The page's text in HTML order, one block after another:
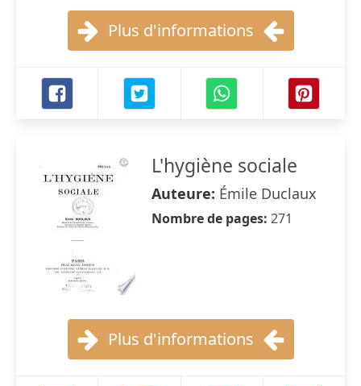
Plus d'informations
L'hygiène sociale
Auteure: Émile Duclaux
Nombre de pages: 271
Plus d'informations